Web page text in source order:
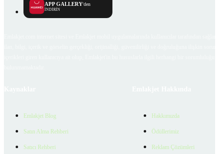
APP GALLERY'den
İNDİRİN
Emlakjet Blog
Satın Alma Rehberi
Satıcı Rehberi
Hakkımızda
Ödüllerimiz
Reklam Çözümleri